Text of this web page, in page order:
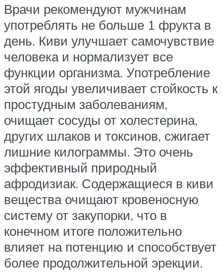
Врачи рекомендуют мужчинам
употреблять не больше 1 фрукта в
день. Киви улучшает самочувствие
человека и нормализует все
функции организма. Употребление
этой ягоды увеличивает стойкость к
простудным заболеваниям,
очищает сосуды от холестерина,
других шлаков и токсинов, сжигает
лишние килограммы. Это очень
эффективный природный
афродизиак. Содержащиеся в киви
вещества очищают кровеносную
систему от закупорки, что в
конечном итоге положительно
влияет на потенцию и способствует
более продолжительной эрекции.